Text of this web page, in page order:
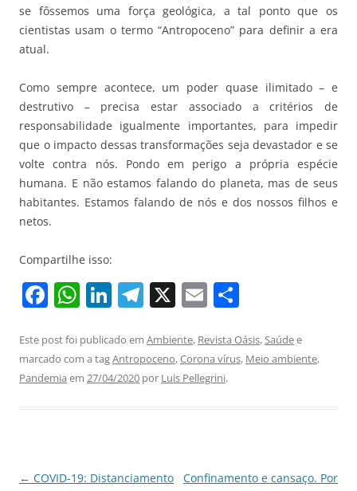
se fôssemos uma força geológica, a tal ponto que os
cientistas usam o termo “Antropoceno” para definir a era
atual.
Como sempre acontece, um poder quase ilimitado – e
destrutivo – precisa estar associado a critérios de
responsabilidade igualmente importantes, para impedir
que o impacto dessas transformações seja devastador e se
volte contra nós. Pondo em perigo a própria espécie
humana. E não estamos falando do planeta, mas de seus
habitantes. Estamos falando de nós e dos nossos filhos e
netos.
Compartilhe isso:
F
c
e
k
W
at
s
Li
k
e
T
e
gr
X E
ai
l
ar
e
Este post foi publicado em Ambiente, Revista Oásis,Saúdee
marcado com a tagAntropoceno,Corona vírus, Meio ambiente,
Pandemia em 27/04/2020 por Luis Pellegrini.
Navegação
← COVID-19: Distanciamento
Confinamento e cansaço. Por